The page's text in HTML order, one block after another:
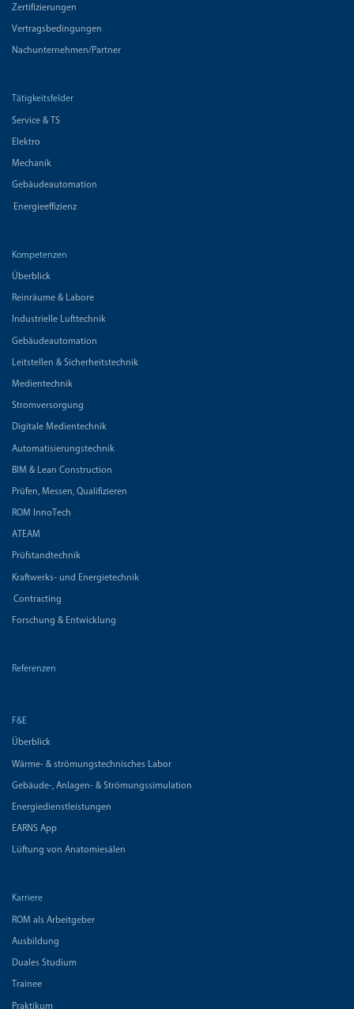
Zertifizierungen
Vertragsbedingungen
Nachunternehmen/Partner
Tätigkeitsfelder
Service & TS
Elektro
Mechanik
Gebäudeautomation
Energieeffizienz
Kompetenzen
Überblick
Reinräume & Labore
Industrielle Lufttechnik
Gebäudeautomation
Leitstellen & Sicherheitstechnik
Medientechnik
Stromversorgung
Digitale Medientechnik
Automatisierungstechnik
BIM & Lean Construction
Prüfen, Messen, Qualifizieren
ROM InnoTech
ATEAM
Prüfstandtechnik
Kraftwerks- und Energietechnik
Contracting
Forschung & Entwicklung
Referenzen
F&E
Überblick
Wärme- & strömungstechnisches Labor
Gebäude-, Anlagen- & Strömungssimulation
Energiedienstleistungen
EARNS App
Lüftung von Anatomiesälen
Karriere
ROM als Arbeitgeber
Ausbildung
Duales Studium
Trainee
Praktikum